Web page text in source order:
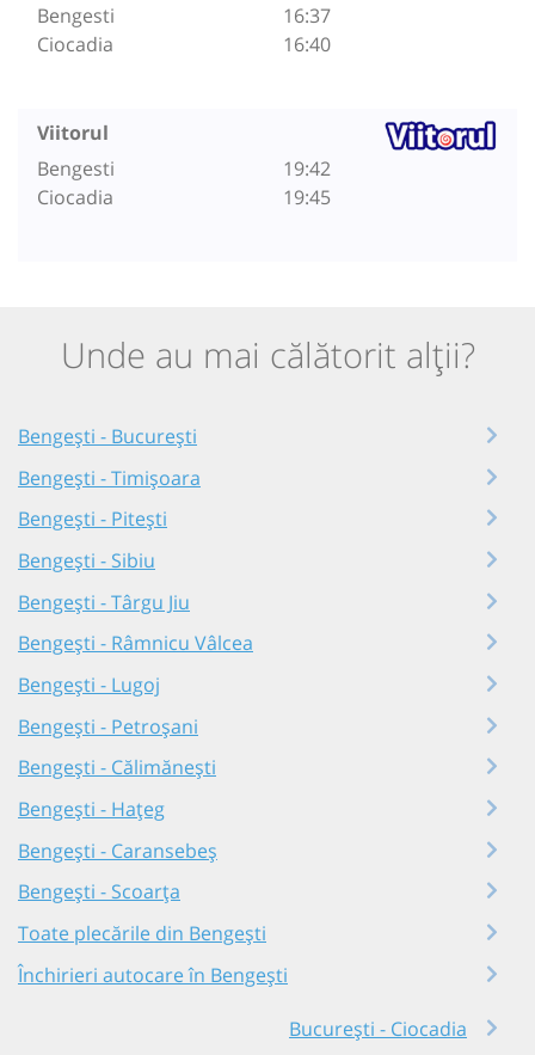
Bengesti
Ciocadia
16:37
16:40
Viitorul
Bengesti
Ciocadia
19:42
19:45
Unde au mai călătorit alții?
Bengești - București
Bengești - Timișoara
Bengești - Pitești
Bengești - Sibiu
Bengești - Târgu Jiu
Bengești - Râmnicu Vâlcea
Bengești - Lugoj
Bengești - Petroșani
Bengești - Călimănești
Bengești - Hațeg
Bengești - Caransebeș
Bengești - Scoarța
Toate plecările din Bengești
Închirieri autocare în Bengești
București - Ciocadia